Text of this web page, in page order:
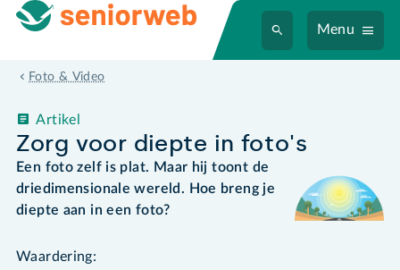
Menu
Foto & Video
Zorg voor diepte in foto's
Artikel
Een foto zelf is plat. Maar hij toont de
driedimensionale wereld. Hoe breng je
diepte aan in een foto?
Waardering: